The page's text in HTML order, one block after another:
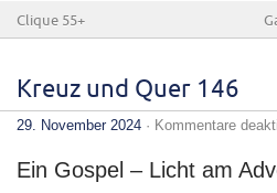
Clique 55+
Kreuz und Quer 146
29. November 2024 · Kommentare
Ein Gospel – Licht am